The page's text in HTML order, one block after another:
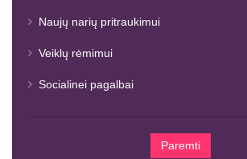
Naujų narių pritraukimui
Veiklų rėmimui
Socialinei pagalbai
Paremti